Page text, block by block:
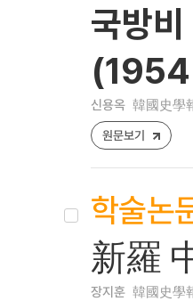
국방
신용옥 韓國史學
원문보기
학술논
新羅
장지훈 韓國史學